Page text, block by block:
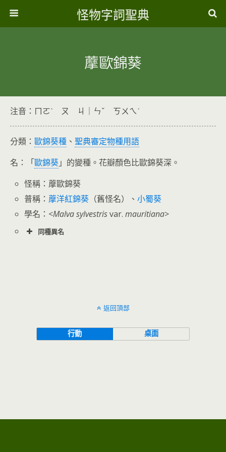
怪物字詞聖典
藦歐錦葵
注音：ㄇㄛˋ ㄡ ㄐ｜ㄣˇ ㄎㄨㄟˊ
分類： 歐錦葵種 、 聖典審定物種用語
名：「歐錦葵」的變種。花瓣顏色比歐錦葵深。
怪稱：藦歐錦葵
普稱： 藦洋紅錦葵 （舊怪名）、小蜀葵
學名：<Malva sylvestrisvar.mauritiana>
同種異名
返回頂部
行動 桌面